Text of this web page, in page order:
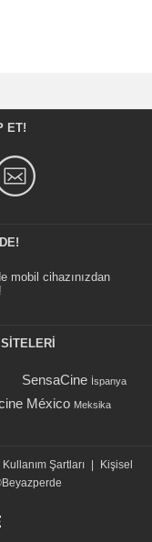
ET!
mobil cihazınızdan
SensaCine İspanya
México Meksika
Şartları
Kişisel